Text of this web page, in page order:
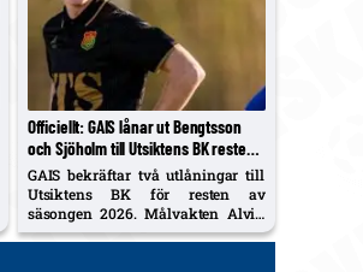
Officiellt: GAIS lånar ut Bengtsson
och Sjöholm till Utsiktens BK resten
av säsongen – Didriksson kan spela
för både GAIS och Hestrafors
GAIS bekräftar två utlåningar till
Utsiktens BK för resten av
säsongen 2026. Målvakten Alvin
Didriksson får samtidigt